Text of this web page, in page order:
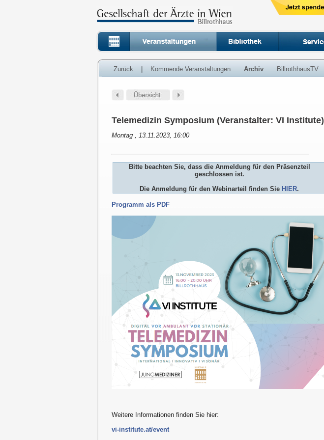
Zurück Kommende Veranstaltungen Archiv BillrothhausTV
Telemedizin Symposium (Veranstalter: VI Institute)
Montag , 13.11.2023, 16:00
Bitte beachten Sie, dass die Anmeldung für den Präsenzteil
geschlossen ist.
Die Anmeldung für den Webinarteil finden Sie HIER.
Programm als PDF
Weitere Informationen finden Sie hier:
vi-institute.at/event